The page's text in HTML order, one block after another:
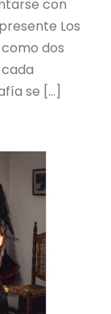
con
Los
dos
se […]